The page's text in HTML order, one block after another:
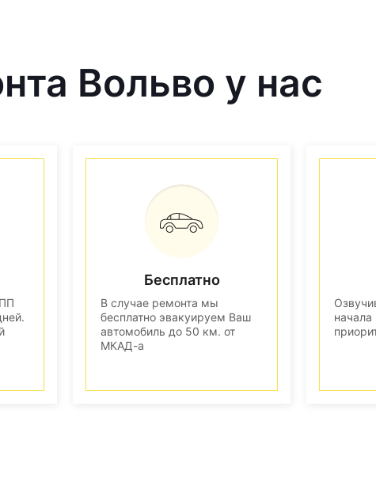
Вольво у нас
Бесплатно
В случае ремонта мы
бесплатно эвакуируем Ваш
автомобиль до 50 км. от
МКАД-а
начала